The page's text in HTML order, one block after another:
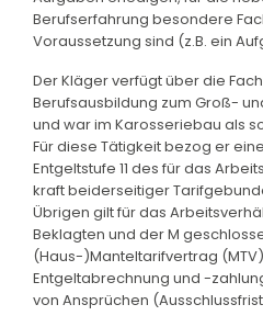
Berufserfahrung besondere
Voraussetzung sind (z.B. ein
Der Kläger verfügt über die
Berufsausbildung zum Groß-
und war im Karosseriebau als
Für diese Tätigkeit bezog er
Entgeltstufe 11 des für das
kraft beiderseitiger
Übrigen gilt für das
Beklagten und der M
(Haus-)Manteltarifvertrag
Entgeltabrechnung und -
von Ansprüchen